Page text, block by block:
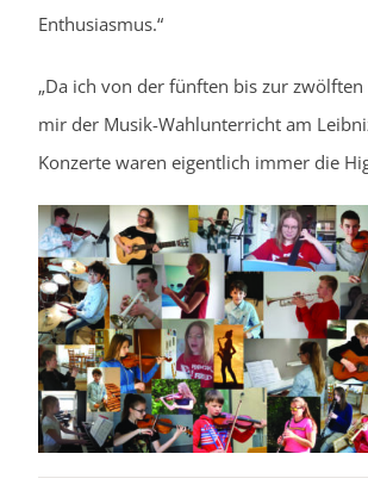
Enthusiasmus.“
„Da ich von der fünften bis zur
mir der Musik-Wahlunterricht am
Konzerte waren eigentlich immer die